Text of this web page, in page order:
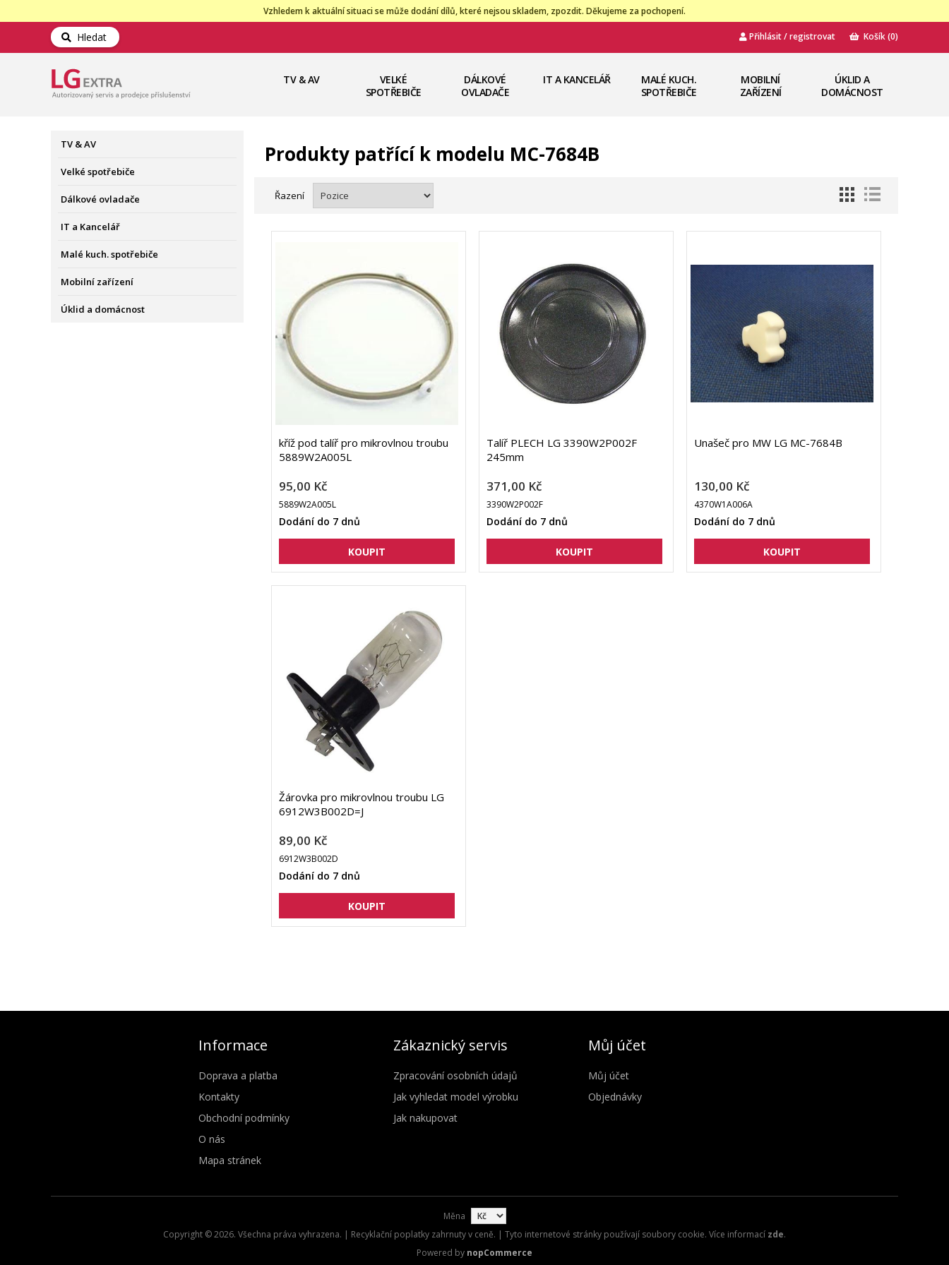
Vzhledem k aktuální situaci se může dodání dílů, které nejsou skladem, zpozdit. Děkujeme za pochopení.
Hledat Přihlásit / registrovat Košík(0)
TV & AV
VELKÉ
SPOTŘEBIČE
DÁLKOVÉ
OVLADAČE
IT A KANCELÁŘ
MALÉ KUCH.
SPOTŘEBIČE
MOBILNÍ
ZAŘÍZENÍ
ÚKLID A
DOMÁCNOST
TV & AV
Velké spotřebiče
Dálkové ovladače
IT a Kancelář
Malé kuch. spotřebiče
Mobilní zařízení
Úklid a domácnost
Produkty patřící k modelu MC-7684B
Řazení
kříž pod talíř pro mikrovlnou troubu
5889W2A005L
95,00 Kč
5889W2A005L
Dodání do 7 dnů
Talíř PLECH LG 3390W2P002F
245mm
371,00 Kč
3390W2P002F
Dodání do 7 dnů
Unašeč pro MW LG MC-7684B
130,00 Kč
4370W1A006A
Dodání do 7 dnů
Žárovka pro mikrovlnou troubu LG
6912W3B002D=J
89,00 Kč
6912W3B002D
Dodání do 7 dnů
Informace
Doprava a platba
Kontakty
Obchodní podmínky
O nás
Mapa stránek
Zákaznický servis
Zpracování osobních údajů
Jak vyhledat model výrobku
Jak nakupovat
Můj účet
Můj účet
Objednávky
Měna
Copyright © 2026. Všechna práva vyhrazena. | Recyklační poplatky zahrnuty v ceně. | Tyto internetové stránky používají soubory cookie. Více informací zde.
Powered by nopCommerce